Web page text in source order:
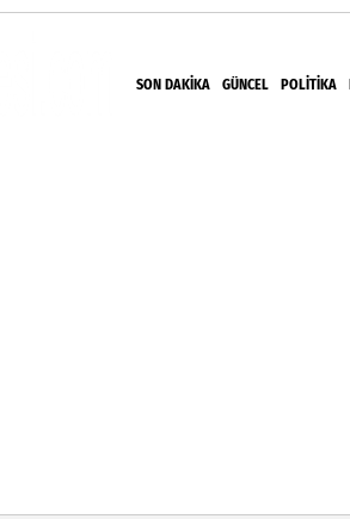
SON DAKIKA GÜNCEL POLITIKA